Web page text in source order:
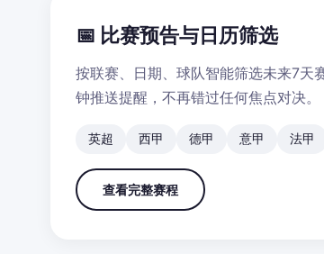
📅 比赛预告与日历筛选
按联赛、日期、球队智能筛选未来7天
钟推送提醒，不再错过任何焦点对决。
英超 西甲 德甲 意甲 法甲
查看完整赛程